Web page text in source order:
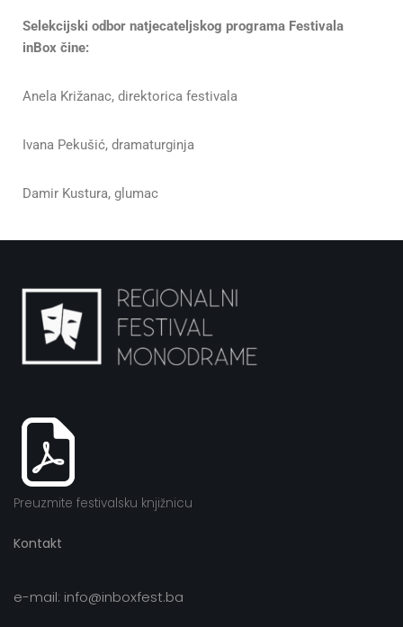
Selekcijski odbor natjecateljskog programa Festivala
inBox čine:
Anela Križanac, direktorica festivala
Ivana Pekušić, dramaturginja
Damir Kustura, glumac
Preuzmite festivalsku knjižnicu
Kontakt
e-mail: info@inboxfest.ba